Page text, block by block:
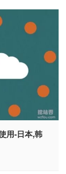
用-日本,韩